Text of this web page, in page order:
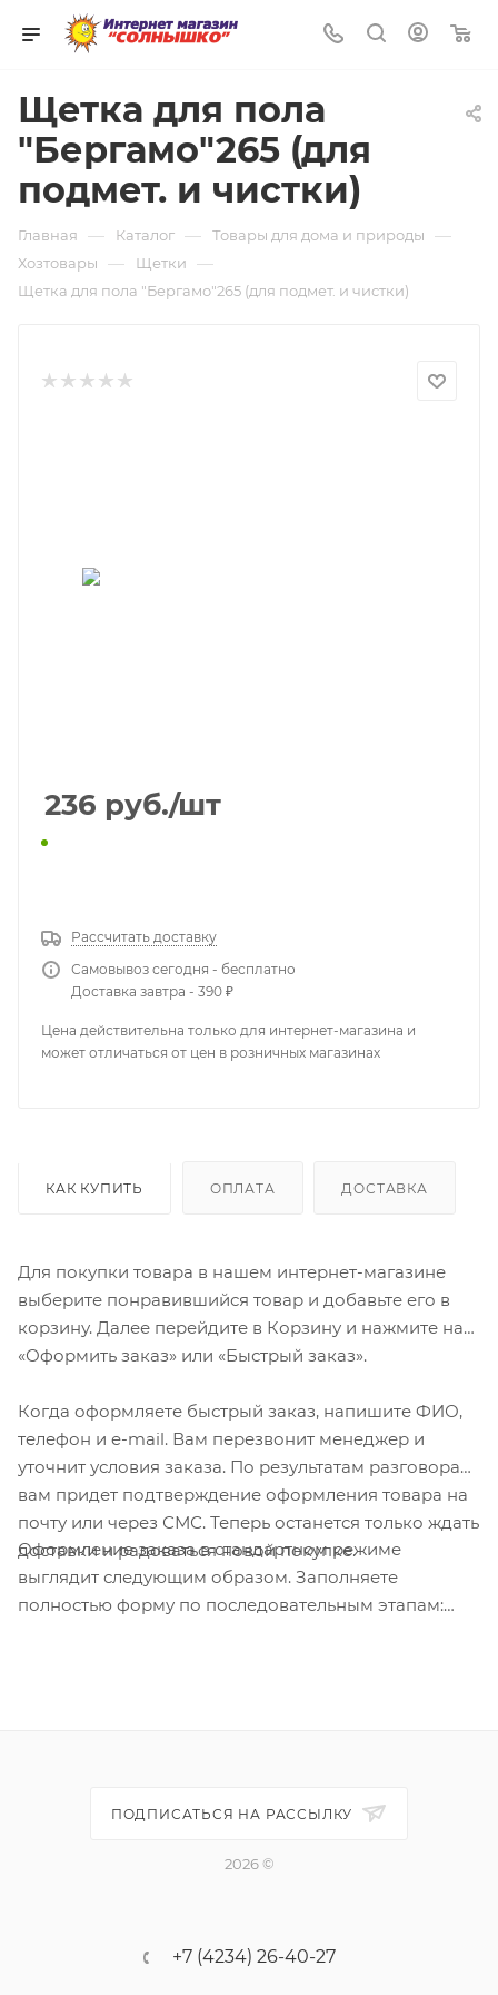
Щетка для пола
"Бергамо"265 (для
подмет. и чистки)
Главная — Каталог — Товары для дома и природы —
Хозтовары — Щетки —
Щетка для пола "Бергамо"265 (для подмет. и чистки)
236 руб./шт
Рассчитать доставку
Самовывоз сегодня - бесплатно
Доставка завтра - 390 ₽
Цена действительна только для интернет-магазина и
может отличаться от цен в розничных магазинах
КАК КУПИТЬ ОПЛАТА ДОСТАВКА
Для покупки товара в нашем интернет-магазине
выберите понравившийся товар и добавьте его в
корзину. Далее перейдите в Корзину и нажмите на
«Оформить заказ» или «Быстрый заказ».
Когда оформляете быстрый заказ, напишите ФИО,
телефон и e-mail. Вам перезвонит менеджер и
уточнит условия заказа. По результатам разговора
вам придет подтверждение оформления товара на
почту или через СМС. Теперь останется только ждать
доставки и радоваться новой покупке.
Оформление заказа в стандартном режиме
выглядит следующим образом. Заполняете
полностью форму по последовательным этапам:
ПОДПИСАТЬСЯ НА РАССЫЛКУ
2026 ©
+7 (4234) 26-40-27